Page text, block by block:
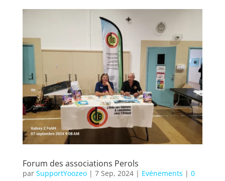
Forum des associations Perols
par SupportYoozeo| 7 Sep, 2024| Evénements | 0